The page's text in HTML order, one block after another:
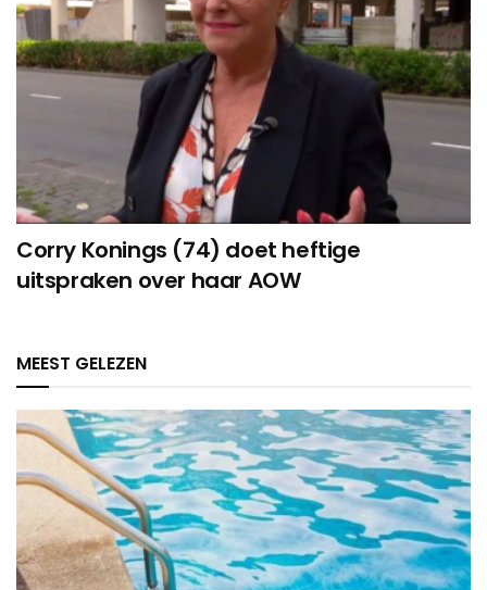
Corry Konings (74) doet heftige
uitspraken over haar AOW
MEEST GELEZEN